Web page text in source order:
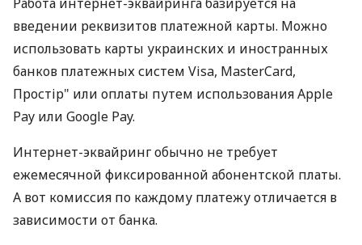
введении реквизитов платежной карты. Можно
использовать карты украинских и иностранных
банков платежных систем Visa, MasterCard,
Простір" или оплаты путем использования Apple
Pay или Google Pay.
Интернет-эквайринг обычно не требует
ежемесячной фиксированной абонентской платы.
А вот комиссия по каждому платежу отличается в
зависимости от банка.